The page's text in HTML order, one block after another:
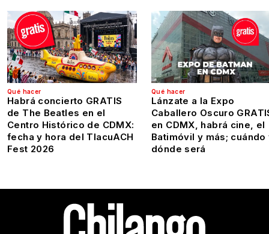
Qué hacer
Habrá concierto GRATIS
de The Beatles en el
Centro Histórico de CDMX:
fecha y hora del TlacuACH
Fest 2026
Qué hacer
Lánzate a la Expo
Caballero Oscuro
en CDMX, habrá cine, el
Batimóvil y más; cuándo
dónde será